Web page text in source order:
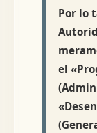
Por lo
el